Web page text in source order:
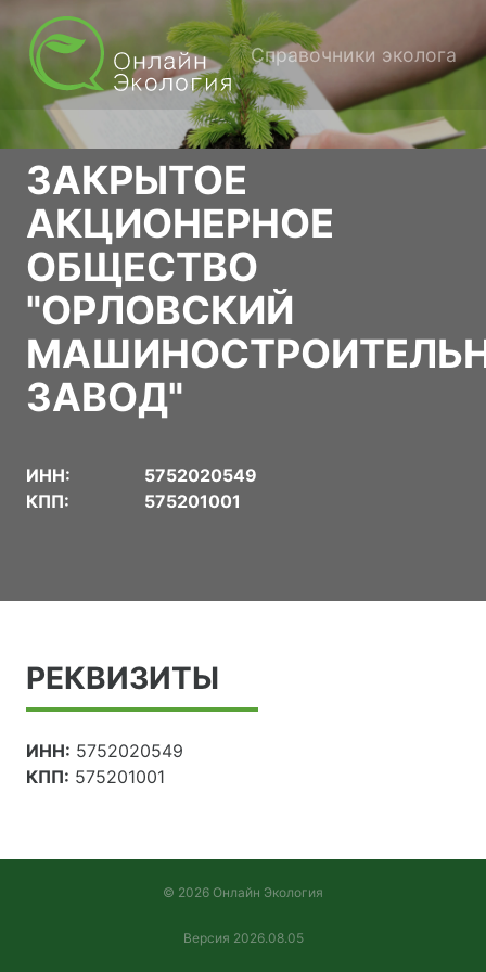
Справочники эколога
ЗАКРЫТОЕ
АКЦИОНЕРНОЕ
ОБЩЕСТВО
"ОРЛОВСКИЙ
ЗАВОД"
ИНН:
5752020549
КПП:
575201001
РЕКВИЗИТЫ
ИНН: 5752020549
КПП: 575201001
© 2026 Онлайн Экология
Версия 2026.08.05